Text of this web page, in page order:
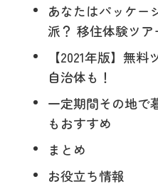
あなたはパッケー
派？ 移住体験ツ
【2021年版】無
自治体も！
一定期間その地で
もおすすめ
まとめ
お役立ち情報